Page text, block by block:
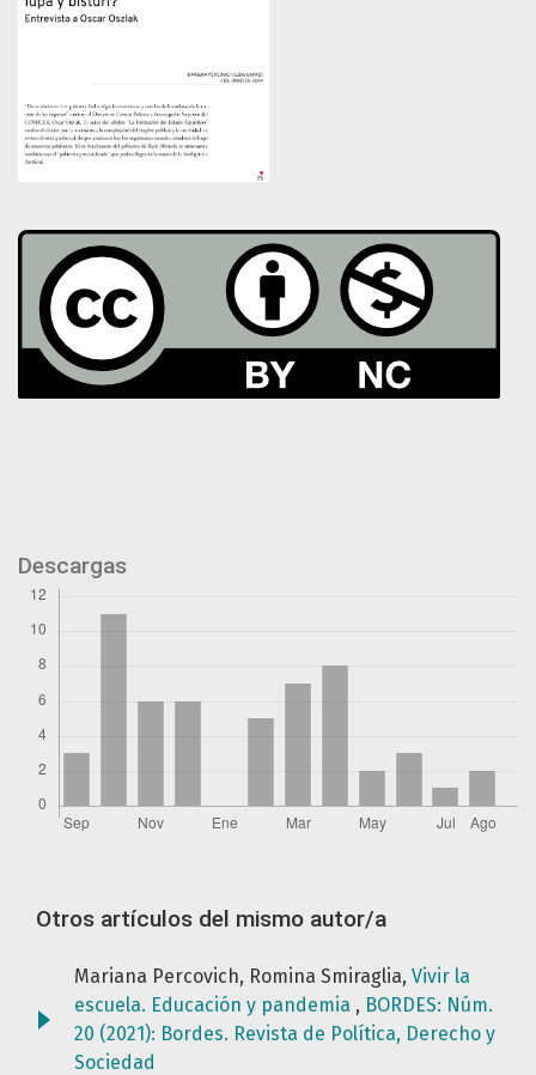
Descargas
Otros artículos del mismo autor/a
Mariana Percovich, Romina Smiraglia, Vivir la
escuela. Educación y pandemia , BORDES: Núm.
20 (2021): Bordes. Revista de Política, Derecho y
Sociedad